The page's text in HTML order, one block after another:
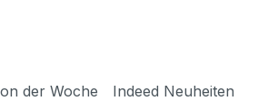
der Woche
Indeed Neuheiten